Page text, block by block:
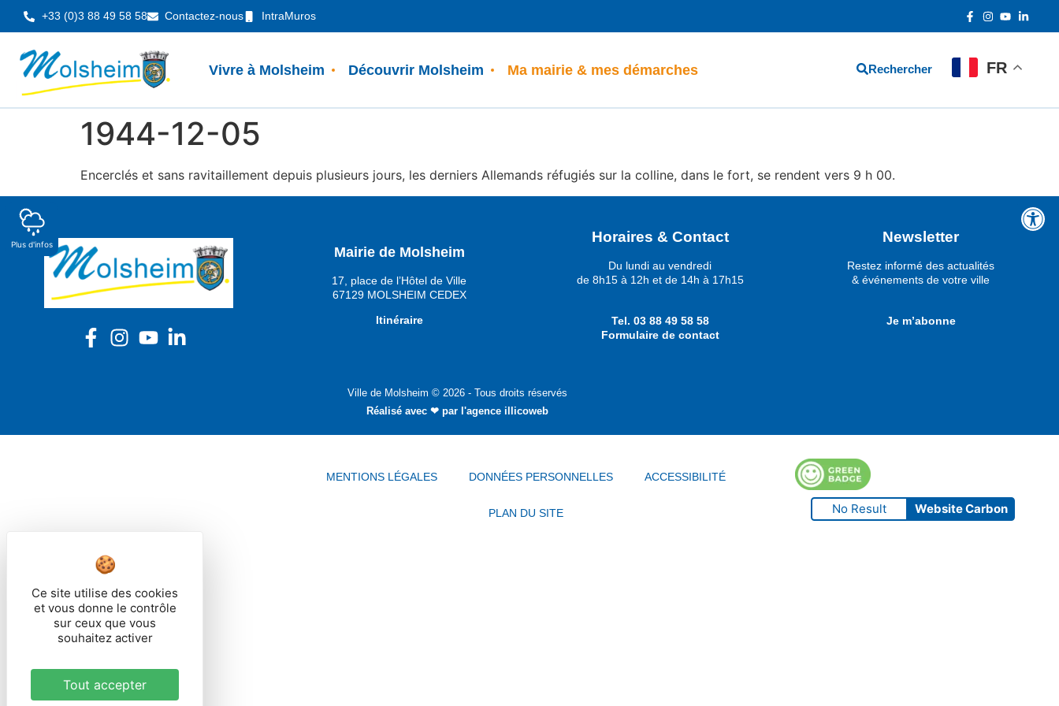
+33 (0)3 88 49 58 58 Contactez-nous IntraMuros
Vivre à Molsheim Découvrir Molsheim Ma mairie & mes démarches Rechercher FR
1944-12-05
Encerclés et sans ravitaillement depuis plusieurs jours, les derniers Allemands réfugiés sur la colline, dans le fort, se rendent vers 9 h 00.
Mairie de Molsheim
17, place de l’Hôtel de Ville
67129 MOLSHEIM CEDEX
Itinéraire
Horaires & Contact
Du lundi au vendredi
de 8h15 à 12h et de 14h à 17h15
Tel. 03 88 49 58 58
Formulaire de contact
Newsletter
Restez informé des actualités
& événements de votre ville
Je m’abonne
Ville de Molsheim © 2026 - Tous droits réservés
Réalisé avec ❤ par l'agence illicoweb
MENTIONS LÉGALES DONNÉES PERSONNELLES ACCESSIBILITÉ
PLAN DU SITE No Result Website Carbon
Plus d'infos
Panneau de gestion des cookies
Ce site utilise des cookies
et vous donne le contrôle
sur ceux que vous
souhaitez activer
Tout accepter